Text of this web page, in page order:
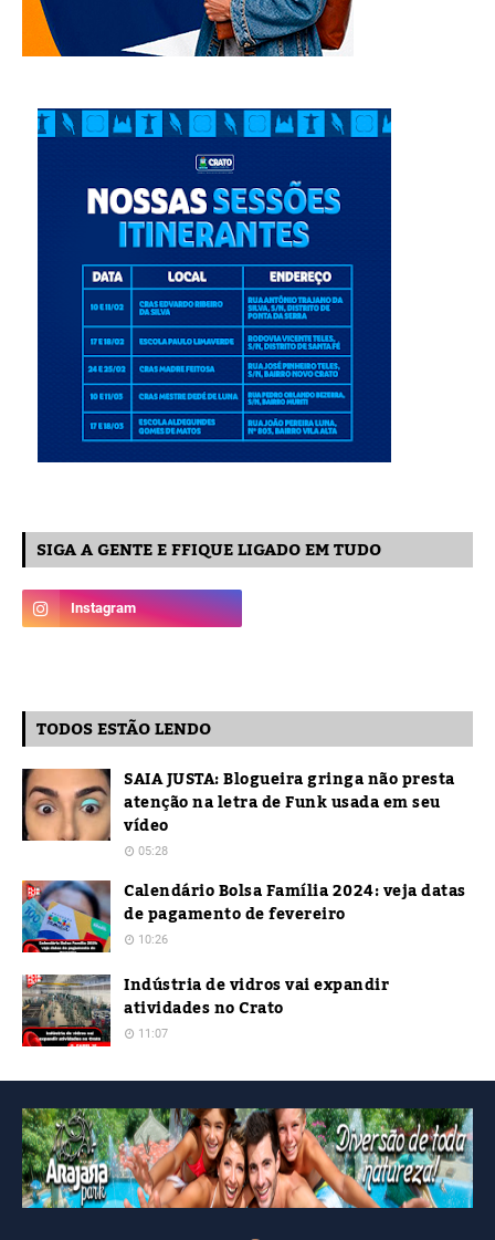
SIGA A GENTE E FFIQUE LIGADO EM TUDO
TODOS ESTÃO LENDO
SAIA JUSTA: Blogueira gringa não presta
atenção na letra de Funk usada em seu
vídeo
05:28
Calendário Bolsa Família 2024: veja datas
de pagamento de fevereiro
10:26
Indústria de vidros vai expandir
atividades no Crato
11:07